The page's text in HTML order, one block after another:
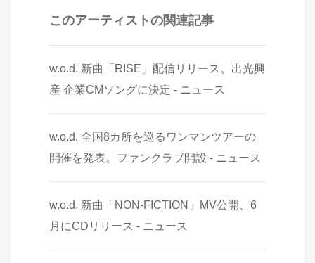
このアーティストの関連記事
w.o.d. 新曲「RISE」配信リリース。出光興
産 企業CMソングに決定 - ニュース
w.o.d. 全国8カ所を巡るワンマンツアーの
開催を発表。ファンクラブ開設 - ニュース
w.o.d. 新曲「NON-FICTION」MV公開、6
月にCDリリース - ニュース